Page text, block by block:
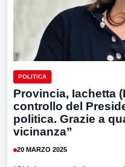
POLITICA
Provincia, Iachetta
controllo del
politica. Grazie a
vicinanza”
20 MARZO 2025